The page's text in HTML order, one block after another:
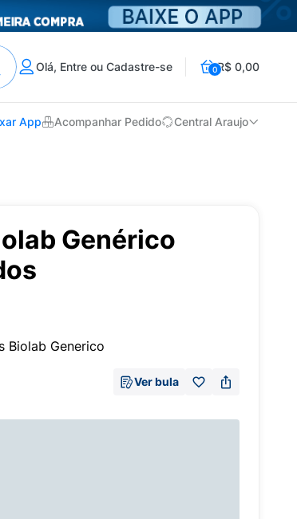
Olá, Entre ou Cadastre-se 0R$ 0,00
App Acompanhar Pedido Central Araujo
Genérico
Biolab Generico
Ver bula